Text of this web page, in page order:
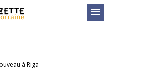
menu
à Riga